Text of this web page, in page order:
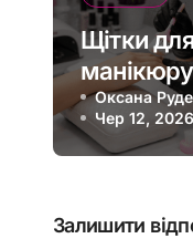
Щітки
поради
вибору
Оксана
Чер 12, 2026
Залишити